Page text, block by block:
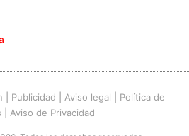
Publicidad Aviso legal
Política de
Aviso de Privacidad